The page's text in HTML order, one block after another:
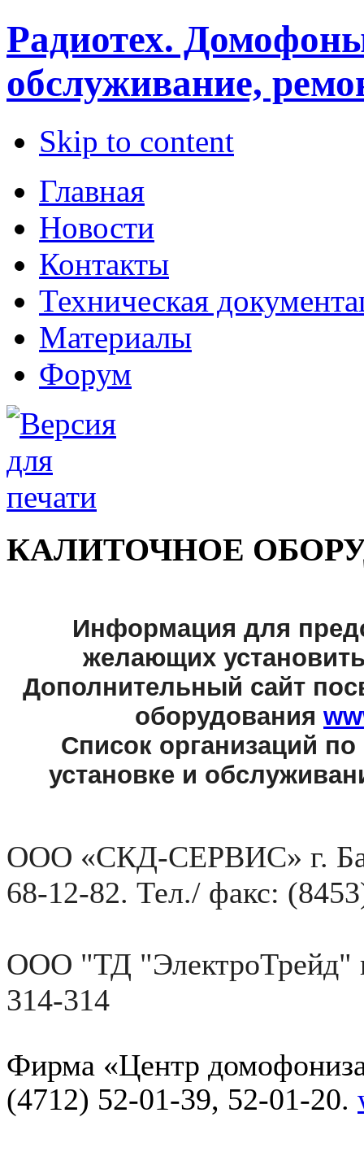
Радиотех.
обслуживание,
Skip to content
Главная
Новости
Контакты
Техническая
Материалы
Форум
КАЛИТОЧНОЕ
Информация для
желающих
Дополнительный сайт
оборудования
Список организаций
установке и
ООО «СКД-СЕРВИС» г.
68-12-82. Тел./ факс:
ООО "ТД "ЭлектроТрейд"
314-314
Фирма «Центр
(4712) 52-01-39, 52-01-20.